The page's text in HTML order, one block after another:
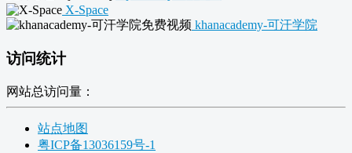
X-Space
khanacademy-可汗学院
访问统计
网站总访问量：
站点地图
粤ICP备13036159号-1